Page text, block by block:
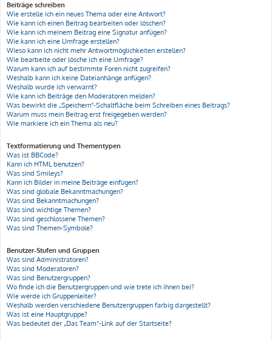
Beiträge schreiben
Wie erstelle ich ein neues Thema oder eine Antwort?
Wie kann ich einen Beitrag bearbeiten oder löschen?
Wie kann ich meinem Beitrag eine Signatur anfügen?
Wie kann ich eine Umfrage erstellen?
Wieso kann ich nicht mehr Antwortmöglichkeiten erstellen?
Wie bearbeite oder lösche ich eine Umfrage?
Warum kann ich auf bestimmte Foren nicht zugreifen?
Weshalb kann ich keine Dateianhänge anfügen?
Weshalb wurde ich verwarnt?
Wie kann ich Beiträge den Moderatoren melden?
Was bewirkt die „Speichern“-Schaltfläche beim Schreiben eines Beitrags?
Warum muss mein Beitrag erst freigegeben werden?
Wie markiere ich ein Thema als neu?
Textformatierung und Thementypen
Was ist BBCode?
Kann ich HTML benutzen?
Was sind Smileys?
Kann ich Bilder in meine Beiträge einfügen?
Was sind globale Bekanntmachungen?
Was sind Bekanntmachungen?
Was sind wichtige Themen?
Was sind geschlossene Themen?
Was sind Themen-Symbole?
Benutzer-Stufen und Gruppen
Was sind Administratoren?
Was sind Moderatoren?
Was sind Benutzergruppen?
Wo finde ich die Benutzergruppen und wie trete ich ihnen bei?
Wie werde ich Gruppenleiter?
Weshalb werden verschiedene Benutzergruppen farbig dargestellt?
Was ist eine Hauptgruppe?
Was bedeutet der „Das Team“-Link auf der Startseite?